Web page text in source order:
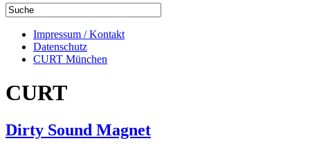
Impressum / Kontakt
Datenschutz
CURT München
CURT
Dirty Sound Magnet